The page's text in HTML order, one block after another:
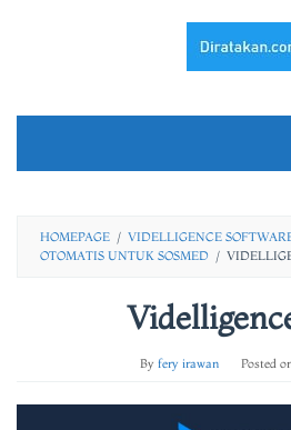
HOMEPAGE / VIDELLIGENCE
OTOMATIS UNTUK SOSMED /
By fery irawan Posted